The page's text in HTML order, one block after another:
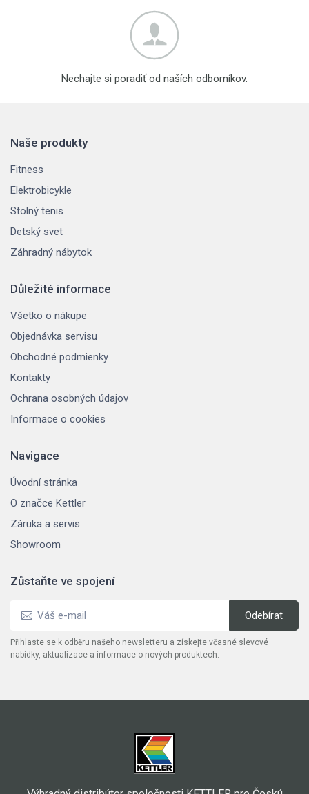
Nechajte si poradiť od naších odborníkov.
Naše produkty
Fitness
Elektrobicykle
Stolný tenis
Detský svet
Záhradný nábytok
Důležité informace
Všetko o nákupe
Objednávka servisu
Obchodné podmienky
Kontakty
Ochrana osobných údajov
Informace o cookies
Navigace
Úvodní stránka
O značce Kettler
Záruka a servis
Showroom
Zůstaňte ve spojení
Přihlaste se k odběru našeho newsletteru a získejte včasné slevové
nabídky, aktualizace a informace o nových produktech.